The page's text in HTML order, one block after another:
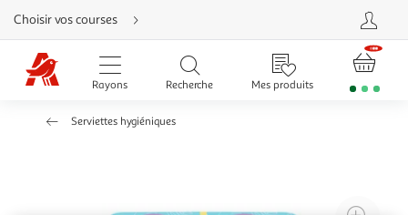
Aller
directement
au
contenu
Aller
directement
Aller
Choisir vos courses
Rayons Recherche Mes produits
Serviettes hygiéniques